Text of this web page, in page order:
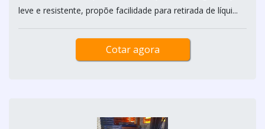
leve e resistente, propõe facilidade para retirada de líqui...
Cotar agora